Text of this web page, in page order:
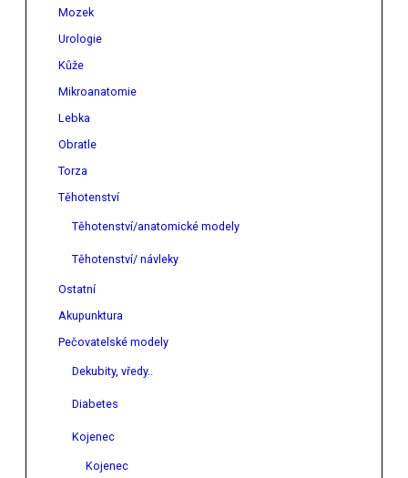
Mozek
Urologie
Kůže
Mikroanatomie
Lebka
Obratle
Torza
Těhotenství
Těhotenství/anatomické modely
Těhotenství/ návleky
Ostatní
Akupunktura
Pečovatelské modely
Dekubity, vředy..
Diabetes
Kojenec
Kojenec